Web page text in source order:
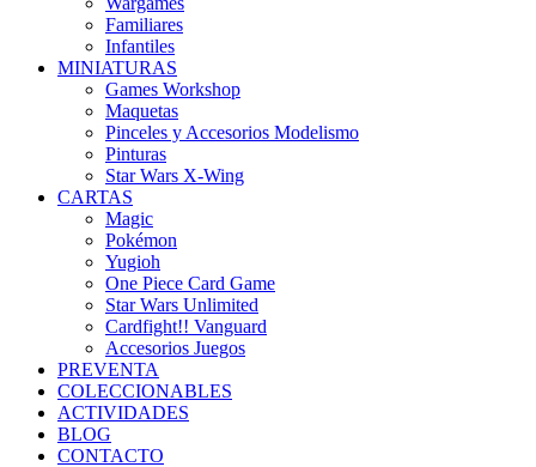
Familiares
Infantiles
MINIATURAS
Games Workshop
Maquetas
Pinceles y Accesorios Modelismo
Pinturas
Star Wars X-Wing
CARTAS
Magic
Pokémon
Yugioh
One Piece Card Game
Star Wars Unlimited
Cardfight!! Vanguard
Accesorios Juegos
PREVENTA
COLECCIONABLES
ACTIVIDADES
BLOG
CONTACTO